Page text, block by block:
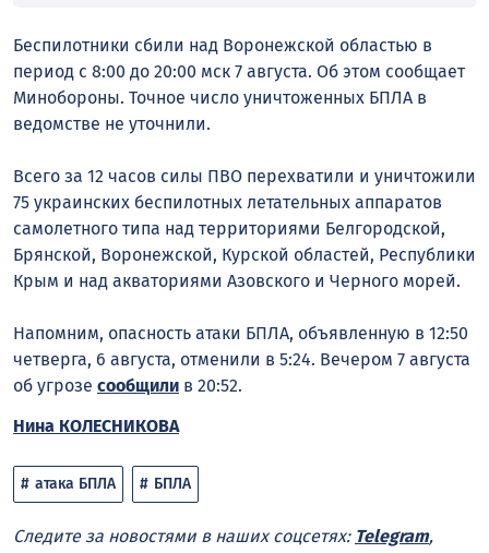
Беспилотники сбили над Воронежской областью в
период с 8:00 до 20:00 мск 7 августа. Об этом сообщает
Минобороны. Точное число уничтоженных БПЛА в
ведомстве не уточнили.
Всего за 12 часов силы ПВО перехватили и уничтожили
75 украинских беспилотных летательных аппаратов
самолетного типа над территориями Белгородской,
Брянской, Воронежской, Курской областей, Республики
Крым и над акваториями Азовского и Черного морей.
Напомним, опасность атаки БПЛА, объявленную в 12:50
четверга, 6 августа, отменили в 5:24. Вечером 7 августа
об угрозе сообщили в 20:52.
Нина КОЛЕСНИКОВА
атака БПЛА БПЛА
Следите за новостями в наших соцсетях: Telegram,